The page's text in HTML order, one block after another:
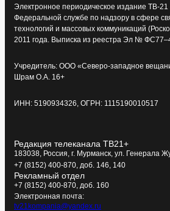
Электронное периодическое издание ТВ-21
Федеральной службе по надзору в сфере
технологий и массовых коммуникаций
2011 года. Выписка из реестра Эл №
Учредитель: ООО «Северо-западное
Шрам О.А. 16+
ИНН: 5190934326, ОГРН: 1115190010517
Редакция телеканала ТВ21+
183038, Россия, г. Мурманск, ул. Генерала
+7 (8152) 400-870, доб. 146, 140
Рекламный отдел
+7 (8152) 400-870, доб. 160
Электронная почта:
tv21kompania@yandex.ru